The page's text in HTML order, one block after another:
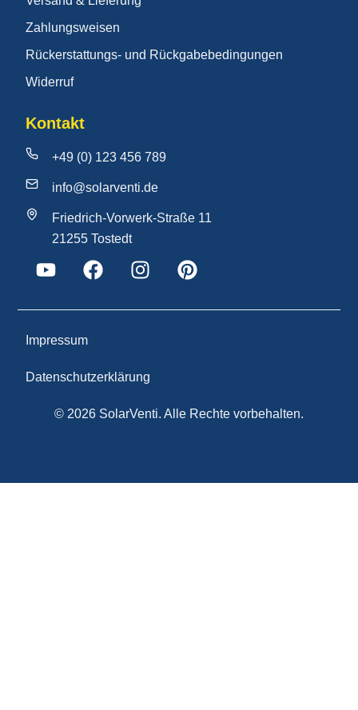
Zahlungsweisen
Rückerstattungs- und Rückgabebedingungen
Widerruf
Kontakt
+49 (0) 123 456 789
info@solarventi.de
Friedrich-Vorwerk-Straße 11
21255 Tostedt
© 2026 SolarVenti. Alle Rechte vorbehalten.
Impressum
Datenschutzerklärung